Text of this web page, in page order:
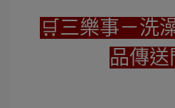
🛒三樂事－洗
品傳送